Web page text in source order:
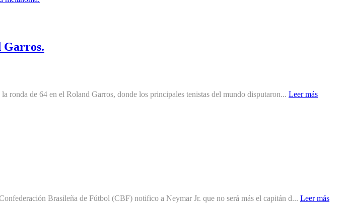
Garros.
de 64 en el Roland Garros, donde los principales tenistas del mundo disputaron... Leer más
Brasileña de Fútbol (CBF) notifico a Neymar Jr. que no será más el capitán d... Leer más